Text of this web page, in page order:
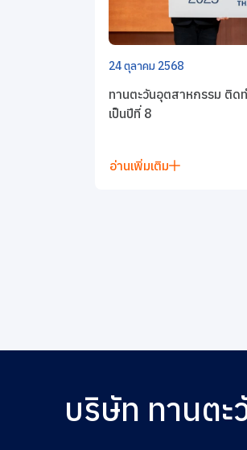
24 ตุลาคม 2568
ทานตะวันอุตสาหกรรม ติด
เป็นปีที่ 8
อ่านเพิ่มเติม
บริษัท ทานต